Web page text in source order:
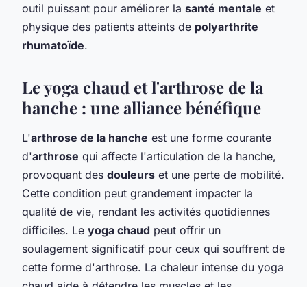
outil puissant pour améliorer la santé mentale et
physique des patients atteints de polyarthrite
rhumatoïde.
Le yoga chaud et l'arthrose de la
hanche : une alliance bénéfique
L'arthrose de la hanche est une forme courante
d'arthrose qui affecte l'articulation de la hanche,
provoquant des douleurs et une perte de mobilité.
Cette condition peut grandement impacter la
qualité de vie, rendant les activités quotidiennes
difficiles. Le yoga chaud peut offrir un
soulagement significatif pour ceux qui souffrent de
cette forme d'arthrose. La chaleur intense du yoga